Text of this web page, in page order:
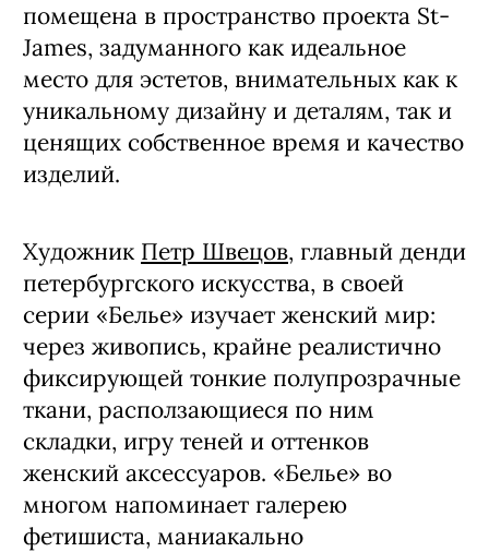
помещена в пространство проекта St-
James, задуманного как идеальное
место для эстетов, внимательных как к
уникальному дизайну и деталям, так и
ценящих собственное время и качество
изделий.
Художник Петр Швецов, главный денди
петербургского искусства, в своей
серии «Белье» изучает женский мир:
через живопись, крайне реалистично
фиксирующей тонкие полупрозрачные
ткани, расползающиеся по ним
складки, игру теней и оттенков
женский аксессуаров. «Белье» во
многом напоминает галерею
фетишиста, маниакально